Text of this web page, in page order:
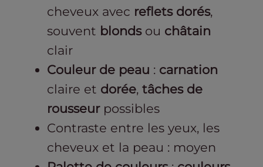
cheveux avec reflets dorés,
souvent blondsou châtain
clair
Couleur de peau : carnation
claire et dorée, tâches de
rousseurpossibles
Contraste entre les yeux, les
cheveux et la peau : moyen